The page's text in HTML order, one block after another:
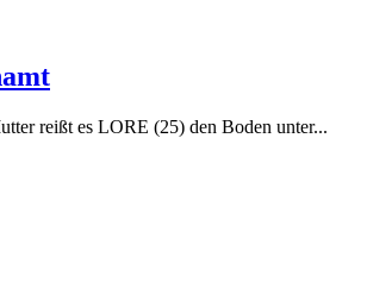
reißt es LORE (25) den Boden unter...